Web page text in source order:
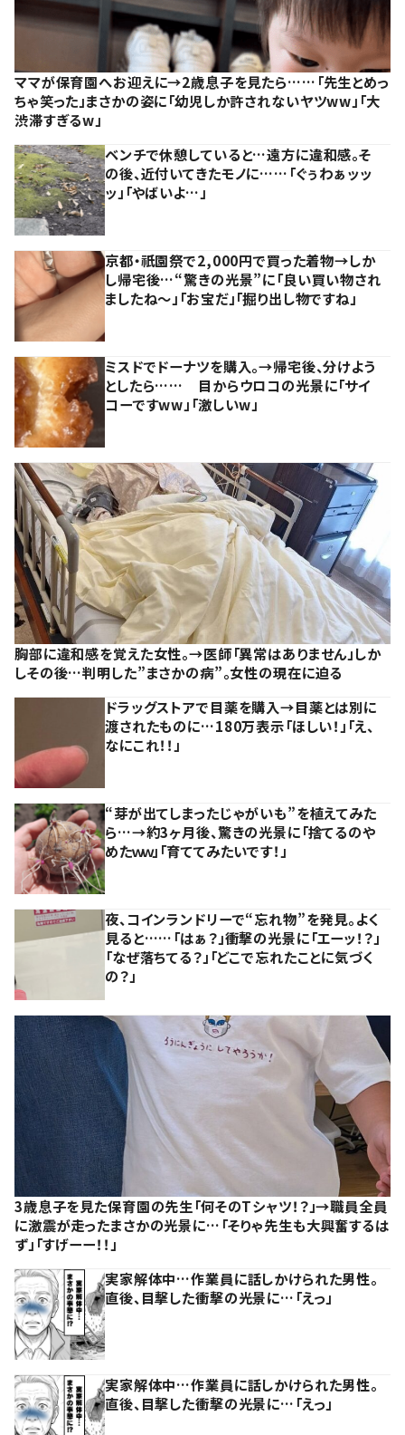
ママが保育園へお迎えに→2歳息子を見たら……「先生とめっ
ちゃ笑った」まさかの姿に「幼児しか許されないヤツww」「大
渋滞すぎるw」
ベンチで休憩していると…遠方に違和感。そ
の後、近付いてきたモノに……「ぐぅわぁッッ
ッ」「やばいよ…」
京都・祇園祭で2,000円で買った着物→しか
し帰宅後…“驚きの光景”に「良い買い物され
ましたね～」「お宝だ」「掘り出し物ですね」
ミスドでドーナツを購入。→帰宅後、分けよう
としたら…… 目からウロコの光景に「サイ
コーですww」「激しいw」
胸部に違和感を覚えた女性。→医師「異常はありません」しか
しその後…判明した”まさかの病”。女性の現在に迫る
ドラッグストアで目薬を購入→目薬とは別に
渡されたものに…180万表示「ほしい！」「え、
なにこれ！！」
“芽が出てしまったじゃがいも”を植えてみた
ら…→約3ヶ月後、驚きの光景に「捨てるのや
めたｗｗ」「育ててみたいです！」
夜、コインランドリーで“忘れ物”を発見。よく
見ると……「はぁ？」衝撃の光景に「エーッ！？」
「なぜ落ちてる？」「どこで忘れたことに気づく
の？」
3歳息子を見た保育園の先生「何そのTシャツ！？」→職員全員
に激震が走ったまさかの光景に…「そりゃ先生も大興奮するは
ず」「すげーー！！」
実家解体中…作業員に話しかけられた男性。
直後、目撃した衝撃の光景に…「えっ」
実家解体中…作業員に話しかけられた男性。
直後、目撃した衝撃の光景に…「えっ」